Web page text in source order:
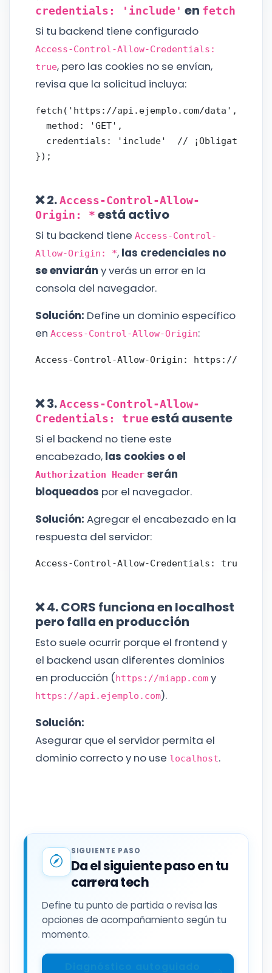
credentials: 'include' en fetch
Si tu backend tiene configurado
Access-Control-Allow-Credentials:
true, pero las cookies no se envían,
revisa que la solicitud incluya:
fetch('https://api.ejemplo.com/data', {
  method: 'GET',
credentials: 'include'  // ¡Obligatorio
❌ 2. Access-Control-Allow-
Origin: * está activo
Si tu backend tiene Access-Control-
Allow-Origin: *, las credenciales no
se enviarán y verás un error en la
consola del navegador.
Solución: Define un dominio específico
en Access-Control-Allow-Origin:
❌ 3. Access-Control-Allow-
Credentials: true está ausente
Si el backend no tiene este
encabezado, las cookies o el
Authorization Headerserán
bloqueados por el navegador.
Solución: Agregar el encabezado en la
respuesta del servidor:
❌ 4. CORS funciona en localhost
pero falla en producción
Esto suele ocurrir porque el frontend y
el backend usan diferentes dominios
en producción (https://miapp.comy
https://api.ejemplo.com).
Solución:
Asegurar que el servidor permita el
dominio correcto y no use localhost.
SIGUIENTE PASO
Da el siguiente paso en tu
carrera tech
Define tu punto de partida o revisa las
opciones de acompañamiento según tu
momento.